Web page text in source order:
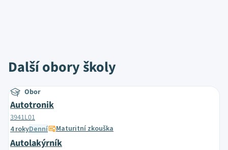
Další obory školy
Obor
Autotronik
3941L01
4 rokyDenní Maturitní zkouška
Autolakýrník